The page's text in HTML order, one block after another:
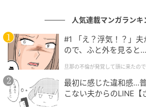
人気連載マンガランキ
#1 「え？浮気！？」
ので、ふと外を見ると
クチャにしてやった
旦那の不倫が発覚して頭に来たの
最初に感じた違和感…
こない夫からのLINE【